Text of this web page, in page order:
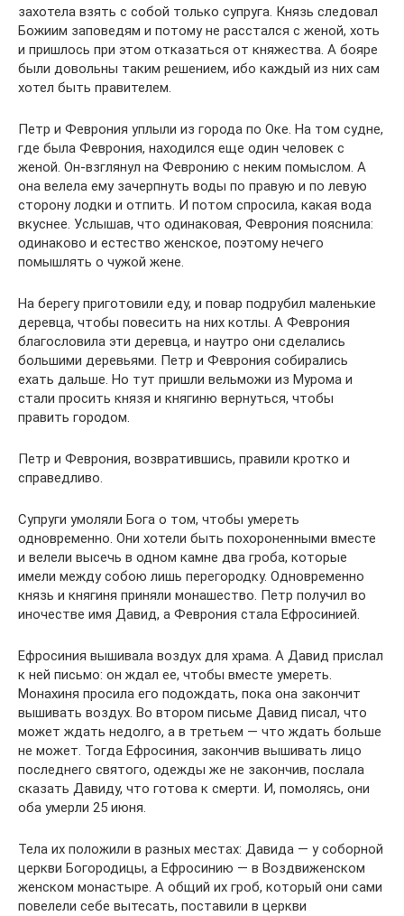
захотела взять с собой только супруга. Князь следовал
Божиим заповедям и потому не расстался с женой, хоть
и пришлось при этом отказаться от княжества. А бояре
были довольны таким решением, ибо каждый из них сам
хотел быть правителем.
Петр и Феврония уплыли из города по Оке. На том судне,
где была Феврония, находился еще один человек с
женой. Он-взглянул на Февронию с неким помыслом. А
она велела ему зачерпнуть воды по правую и по левую
сторону лодки и отпить. И потом спросила, какая вода
вкуснее. Услышав, что одинаковая, Феврония пояснила:
одинаково и естество женское, поэтому нечего
помышлять о чужой жене.
На берегу приготовили еду, и повар подрубил маленькие
деревца, чтобы повесить на них котлы. А Феврония
благословила эти деревца, и наутро они сделались
большими деревьями. Петр и Феврония собирались
ехать дальше. Но тут пришли вельможи из Мурома и
стали просить князя и княгиню вернуться, чтобы
править городом.
Петр и Феврония, возвратившись, правили кротко и
справедливо.
Супруги умоляли Бога о том, чтобы умереть
одновременно. Они хотели быть похороненными вместе
и велели высечь в одном камне два гроба, которые
имели между собою лишь перегородку. Одновременно
князь и княгиня приняли монашество. Петр получил во
иночестве имя Давид, а Феврония стала Ефросинией.
Ефросиния вышивала воздух для храма. А Давид прислал
к ней письмо: он ждал ее, чтобы вместе умереть.
Монахиня просила его подождать, пока она закончит
вышивать воздух. Во втором письме Давид писал, что
может ждать недолго, а в третьем — что ждать больше
не может. Тогда Ефросиния, закончив вышивать лицо
последнего святого, одежды же не закончив, послала
сказать Давиду, что готова к смерти. И, помолясь, они
оба умерли 25 июня.
Тела их положили в разных местах: Давида — у соборной
церкви Богородицы, а Ефросинию — в Воздвиженском
женском монастыре. А общий их гроб, который они сами
повелели себе вытесать, поставили в церкви